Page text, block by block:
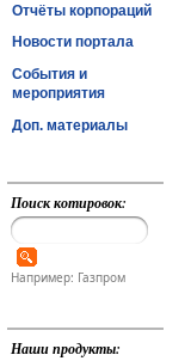
Отчёты корпораций
Новости портала
События и
мероприятия
Доп. материалы
Поиск котировок:
Например: Газпром
Наши продукты: